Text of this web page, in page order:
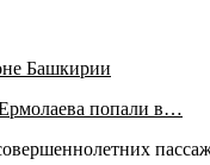
Башкирии
попали в…